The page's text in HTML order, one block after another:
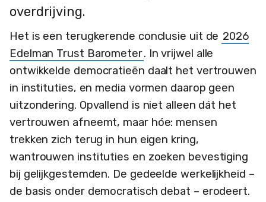
overdrijving.
Het is een terugkerende conclusie uit de 2026
Edelman Trust Barometer. In vrijwel alle
ontwikkelde democratieën daalt het vertrouwen
in instituties, en media vormen daarop geen
uitzondering. Opvallend is niet alleen dát het
vertrouwen afneemt, maar hóe: mensen
trekken zich terug in hun eigen kring,
wantrouwen instituties en zoeken bevestiging
bij gelijkgestemden. De gedeelde werkelijkheid –
de basis onder democratisch debat – erodeert.